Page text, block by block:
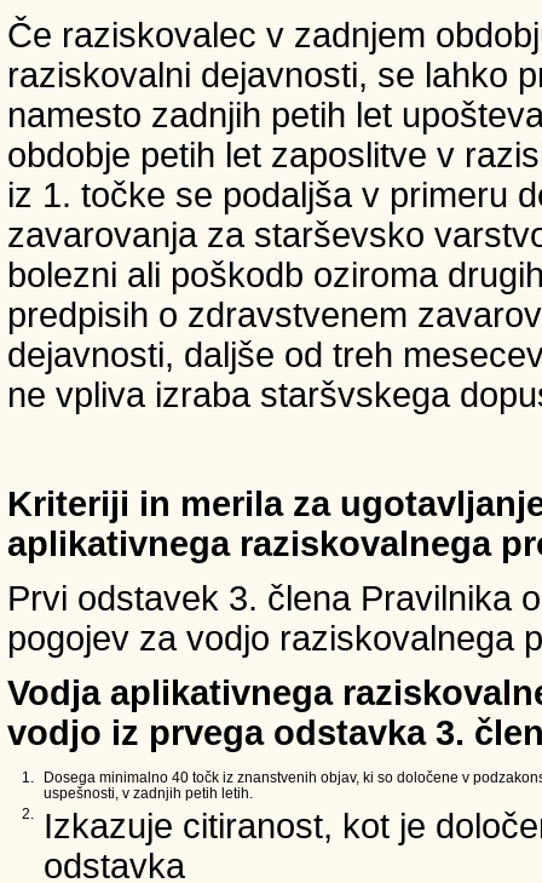
Če raziskovalec v zadnjem
raziskovalni dejavnosti, se lahko
namesto zadnjih petih let
obdobje petih let zaposlitve v
iz 1. točke se podaljša v primeru
zavarovanja za starševsko
bolezni ali poškodb oziroma
predpisih o zdravstvenem
dejavnosti, daljše od treh
ne vpliva izraba staršvskega
Kriteriji in merila za
aplikativnega raziskovalnega
Prvi odstavek 3. člena Pravilnika
pogojev za vodjo raziskovalnega
Vodja aplikativnega
vodjo iz prvega odstavka 3.
1.
Dosega minimalno 40 točk iz znanstvenih objav, ki so določene v
uspešnosti, v zadnjih petih letih.
2.
Izkazuje citiranost, kot je
odstavka